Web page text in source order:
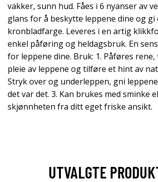
vakker, sunn hud. Fåes i 6 nyanser av
glans for å beskytte leppene dine og gi
kronbladfarge. Leveres i en artig
enkel påføring og heldagsbruk. En
for leppene dine. Bruk: 1. Påføres
pleie av leppene og tilføre et hint av
Stryk over og underleppen, gni
det var det. 3. Kan brukes med sminke
skjønnheten fra ditt eget friske ansikt.
UTVALGTE